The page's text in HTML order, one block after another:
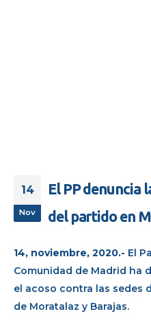
14
Nov
El PP denuncia
del partido en
14, noviembre, 2020.- El
Comunidad de Madrid ha
el acoso contra las sedes
de Moratalaz y Barajas.